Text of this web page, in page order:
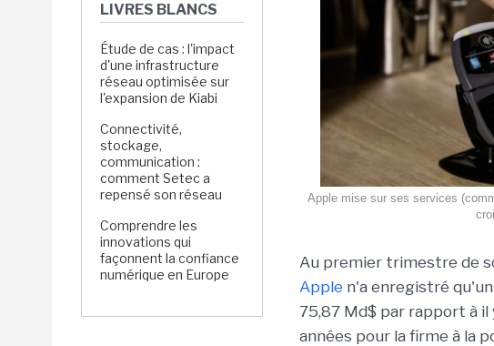
LIVRES BLANCS
Étude de cas : l'impact
d'une infrastructure
réseau optimisée sur
l'expansion de Kiabi
Connectivité,
stockage,
communication :
comment Setec a
repensé son réseau
Comprendre les
innovations qui
façonnent la confiance
numérique en Europe
Apple mise sur ses services
Au premier trimestre de
Apple n'a enregistré
75,87 Md$ par rapport à il
années pour la firme à la